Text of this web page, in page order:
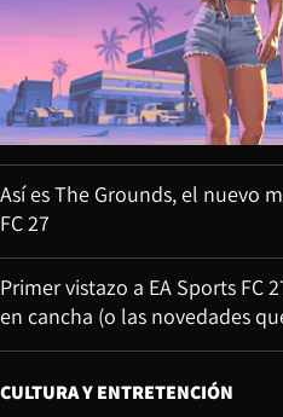
Así es The Grounds, el nuevo
FC 27
Primer vistazo a EA Sports FC
en cancha (o las novedades
CULTURA Y ENTRETENCIÓN